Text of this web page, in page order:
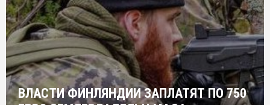
ВЛАСТИ ФИНЛЯНДИИ ЗАПЛАТЯТ ПО 750